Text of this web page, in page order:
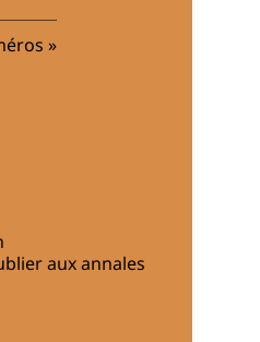
aux annales